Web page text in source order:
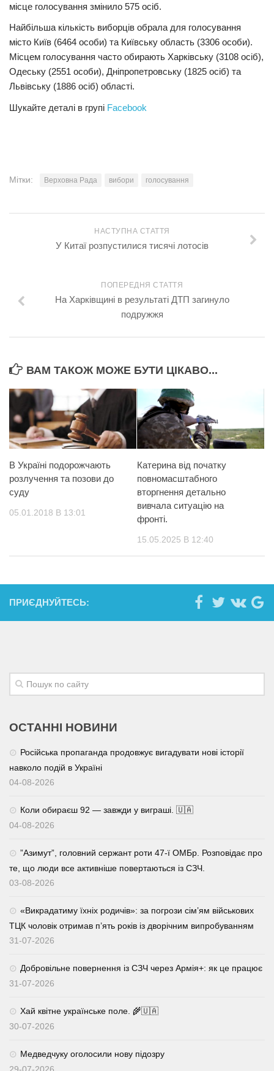
Курйози
Суспільство
Культура
Шоу-біз
місце голосування змінило 575 осіб.
Найбільша кількість виборців обрала для голосування
місто Київ (6464 особи) та Київську область (3306 особи).
Місцем голосування часто обирають Харківську (3108 осіб),
Одеську (2551 особи), Дніпропетровську (1825 осіб) та
Львівську (1886 осіб) області.
Шукайте деталі в групі Facebook
Мітки: Верховна Рада вибори голосування
НАСТУПНА СТАТТЯ
У Китаї розпустилися тисячі лотосів
ПОПЕРЕДНЯ СТАТТЯ
На Харківщині в результаті ДТП загинуло
подружжя
ВАМ ТАКОЖ МОЖЕ БУТИ ЦІКАВО...
В Україні подорожчають
розлучення та позови до
суду
05.01.2018 В 13:01
Катерина від початку
повномасштабного
вторгнення детально
вивчала ситуацію на
фронті.
15.05.2025 В 12:40
ПРИЄДНУЙТЕСЬ:
ОСТАННІ НОВИНИ
Російська пропаганда продовжує вигадувати нові історії
навколо подій в Україні
04-08-2026
Коли обираєш 92 — завжди у виграші. 🇺🇦
04-08-2026
⁨”Азимут”, головний сержант роти 47-ї ОМБр. Розповідає про
те, що люди все активніше повертаються із СЗЧ.
03-08-2026
«Викрадатиму їхніх родичів»: за погрози сім’ям військових
ТЦК чоловік отримав п’ять років із дворічним випробуванням
31-07-2026
Добровільне повернення із СЗЧ через Армія+: як це працює
31-07-2026
Хай квітне українське поле. 🌾🇺🇦
30-07-2026
Медведчуку оголосили нову підозру